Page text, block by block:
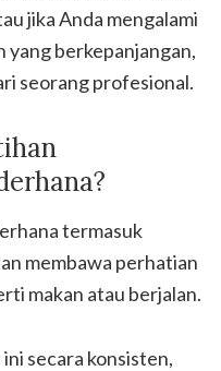
jika Anda mengalami
yang berkepanjangan,
seorang profesional.
termasuk
membawa perhatian
makan atau berjalan.
secara konsisten,